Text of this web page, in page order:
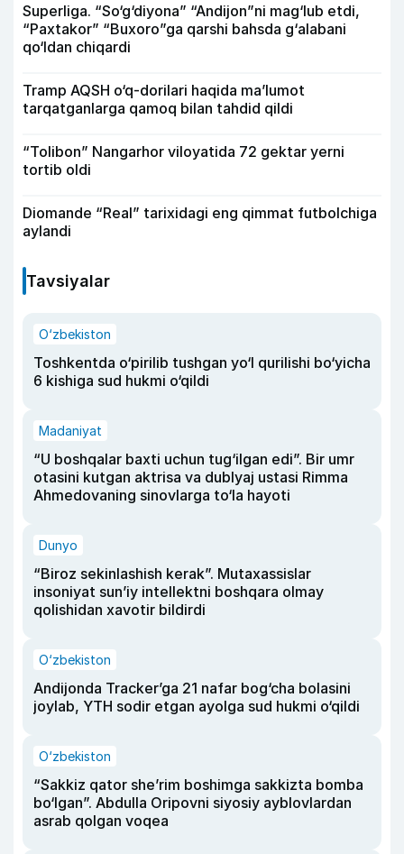
Superliga. “So‘g‘diyona” “Andijon”ni mag‘lub etdi,
“Paxtakor” “Buxoro”ga qarshi bahsda g‘alabani
qo‘ldan chiqardi
Tramp AQSH o‘q-dorilari haqida ma’lumot
tarqatganlarga qamoq bilan tahdid qildi
“Tolibon” Nangarhor viloyatida 72 gektar yerni
tortib oldi
Diomande “Real” tarixidagi eng qimmat futbolchiga
aylandi
Tavsiyalar
O‘zbekiston
Toshkentda o‘pirilib tushgan yo‘l qurilishi bo‘yicha
6 kishiga sud hukmi o‘qildi
Madaniyat
“U boshqalar baxti uchun tug‘ilgan edi”. Bir umr
otasini kutgan aktrisa va dublyaj ustasi Rimma
Ahmedovaning sinovlarga to‘la hayoti
Dunyo
“Biroz sekinlashish kerak”. Mutaxassislar
insoniyat sun’iy intellektni boshqara olmay
qolishidan xavotir bildirdi
O‘zbekiston
Andijonda Tracker’ga 21 nafar bog‘cha bolasini
joylab, YTH sodir etgan ayolga sud hukmi o‘qildi
O‘zbekiston
“Sakkiz qator she’rim boshimga sakkizta bomba
bo‘lgan”. Abdulla Oripovni siyosiy ayblovlardan
asrab qolgan voqea